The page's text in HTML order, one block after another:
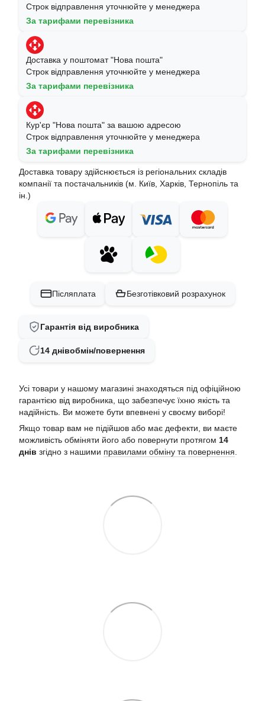
Строк відправлення уточнюйте у менеджера
За тарифами перевізника
Доставка у поштомат "Нова пошта"
Строк відправлення уточнюйте у менеджера
За тарифами перевізника
Кур'єр "Нова пошта" за вашою адресою
Строк відправлення уточнюйте у менеджера
За тарифами перевізника
Доставка товару здійснюється із регіональних складів
компанії та постачальників (м. Київ, Харків, Тернопіль та
ін.)
Післяплата Безготівковий розрахунок
Гарантія від виробника
14 днівобмін/повернення
Усі товари у нашому магазині знаходяться під офіційною
гарантією від виробника, що забезпечує їхню якість та
надійність. Ви можете бути впевнені у своєму виборі!
Якщо товар вам не підійшов або має дефекти, ви маєте
можливість обміняти його або повернути протягом 14
днів згідно з нашими правилами обміну та повернення